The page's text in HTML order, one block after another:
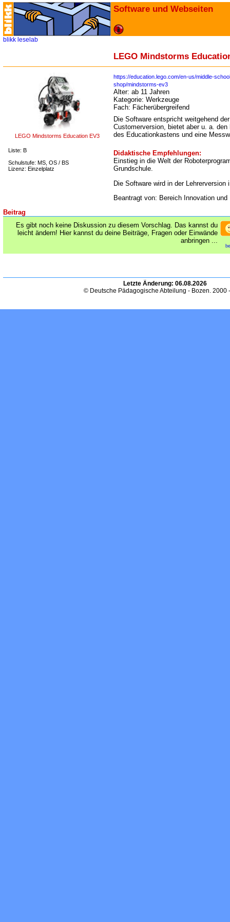
Software und Webseiten
blikk leselab
LEGO Mindstorms
LEGO Mindstorms Education EV3
Liste: B
Schulstufe: MS, OS / BS
Lizenz: Einzelplatz
https://education.lego.com/en-us/middle-
shop/mindstorms-ev3
Alter: ab 11 Jahren
Kategorie: Werkzeuge
Fach: Fächerübergreifend
Die Software entspricht weitgehend
Customerversion, bietet aber u. a.
des Educationkastens und eine
Didaktische Empfehlungen:
Einstieg in die Welt der
Grundschule.
Die Software wird in der Lehrerversion
Beantragt von: Bereich Innovation und
Beitrag
Es gibt noch keine Diskussion zu diesem Vorschlag. Das kannst du
leicht ändern! Hier kannst du deine Beiträge, Fragen oder Einwände
anbringen ...
Letzte Änderung: 06.08.2026
© Deutsche Pädagogische Abteilung - Bozen. 2000